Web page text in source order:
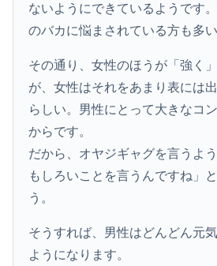
ないようにできているようです
のバカに悩まされている方も多
その通り、女性のほうが「強く
が、女性はそれをあまり表には
らしい。男性にとって大きなコ
からです。
だから、オヤジギャグを言うよ
もしろいことを言うんですね」
う。
そうすれば、男性はどんどん元
ようになります。